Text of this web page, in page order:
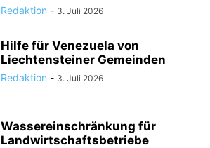
Redaktion - 3. Juli 2026
Hilfe für Venezuela von
Liechtensteiner Gemeinden
Redaktion - 3. Juli 2026
Wassereinschränkung für
Landwirtschaftsbetriebe